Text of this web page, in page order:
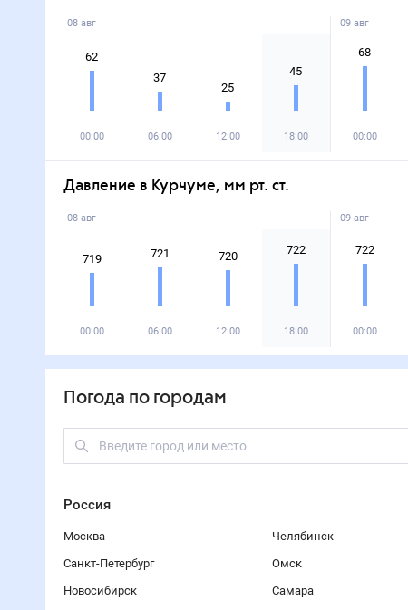
08 авг
62
00:00
37
06:00
25
12:00
45
18:00
09 авг
68
00:00
Давление в Курчуме, мм рт. ст.
08 авг
719
00:00
721
06:00
720
12:00
722
18:00
09 авг
722
00:00
Погода по городам
Россия
Москва
Санкт-Петербург
Новосибирск
Челябинск
Омск
Самара